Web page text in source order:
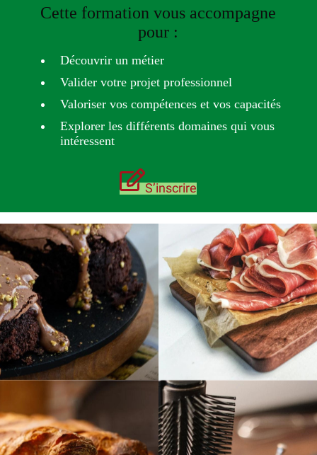
Cette formation vous accompagne
pour :
Découvrir un métier
Valider votre projet professionnel
Valoriser vos compétences et vos capacités
Explorer les différents domaines qui vous
intéressent
S’inscrire